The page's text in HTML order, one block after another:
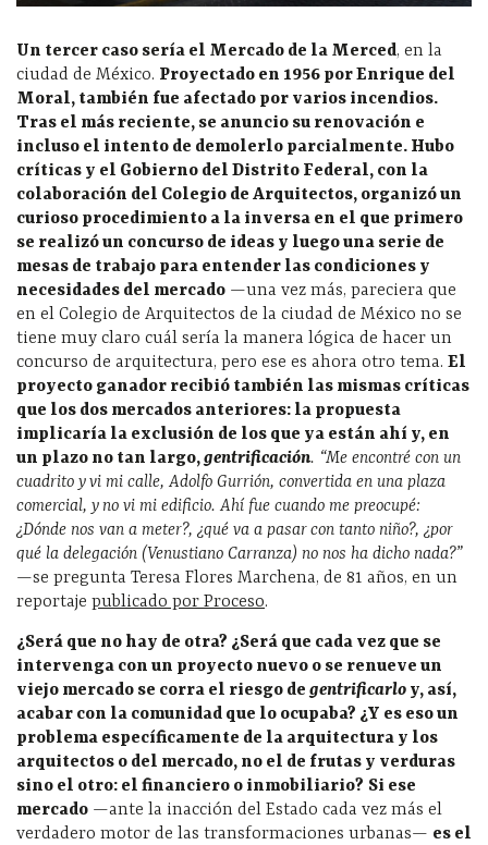
Un tercer caso sería el Mercado de la Merced, en la
ciudad de México. Proyectado en 1956 por Enrique del
Moral, también fue afectado por varios incendios.
Tras el más reciente, se anuncio su renovación e
incluso el intento de demolerlo parcialmente. Hubo
críticas y el Gobierno del Distrito Federal, con la
colaboración del Colegio de Arquitectos, organizó un
curioso procedimiento a la inversa en el que primero
se realizó un concurso de ideas y luego una serie de
mesas de trabajo para entender las condiciones y
necesidades del mercado —una vez más, pareciera que
en el Colegio de Arquitectos de la ciudad de México no se
tiene muy claro cuál sería la manera lógica de hacer un
concurso de arquitectura, pero ese es ahora otro tema. El
proyecto ganador recibió también las mismas críticas
que los dos mercados anteriores: la propuesta
implicaría la exclusión de los que ya están ahí y, en
un plazo no tan largo,gentrificación. “Me encontré con un
cuadrito y vi mi calle, Adolfo Gurrión, convertida en una plaza
comercial, y no vi mi edificio. Ahí fue cuando me preocupé:
¿Dónde nos van a meter?, ¿qué va a pasar con tanto niño?, ¿por
qué la delegación (Venustiano Carranza) no nos ha dicho nada?”
—se pregunta Teresa Flores Marchena, de 81 años, en un
reportaje publicado por Proceso.
¿Será que no hay de otra? ¿Será que cada vez que se
intervenga con un proyecto nuevo o se renueve un
viejo mercado se corra el riesgo de gentrificarlo y, así,
acabar con la comunidad que lo ocupaba? ¿Y es eso un
problema específicamente de la arquitectura y los
arquitectos o del mercado, no el de frutas y verduras
sino el otro: el financiero o inmobiliario? Si ese
mercado —ante la inacción del Estado cada vez más el
verdadero motor de las transformaciones urbanas— es el